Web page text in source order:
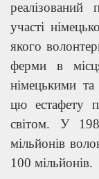
участі
якого
ферми в
німецькими
цю естафету
світом. У
мільйонів
100 мільйонів.